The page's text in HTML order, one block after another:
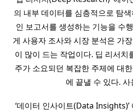
의 내부 데이터를 심층적으로 탐
인 보고서를 생성하는 기능을 수
게 사용자 조사와 시장 분석은 가
이 많이 드는 작업이다. 딥 리서치
주가 소요되던 복잡한 주제에 대
에 끝낼 수 있다.
‘데이터 인사이트(Data Insights)’